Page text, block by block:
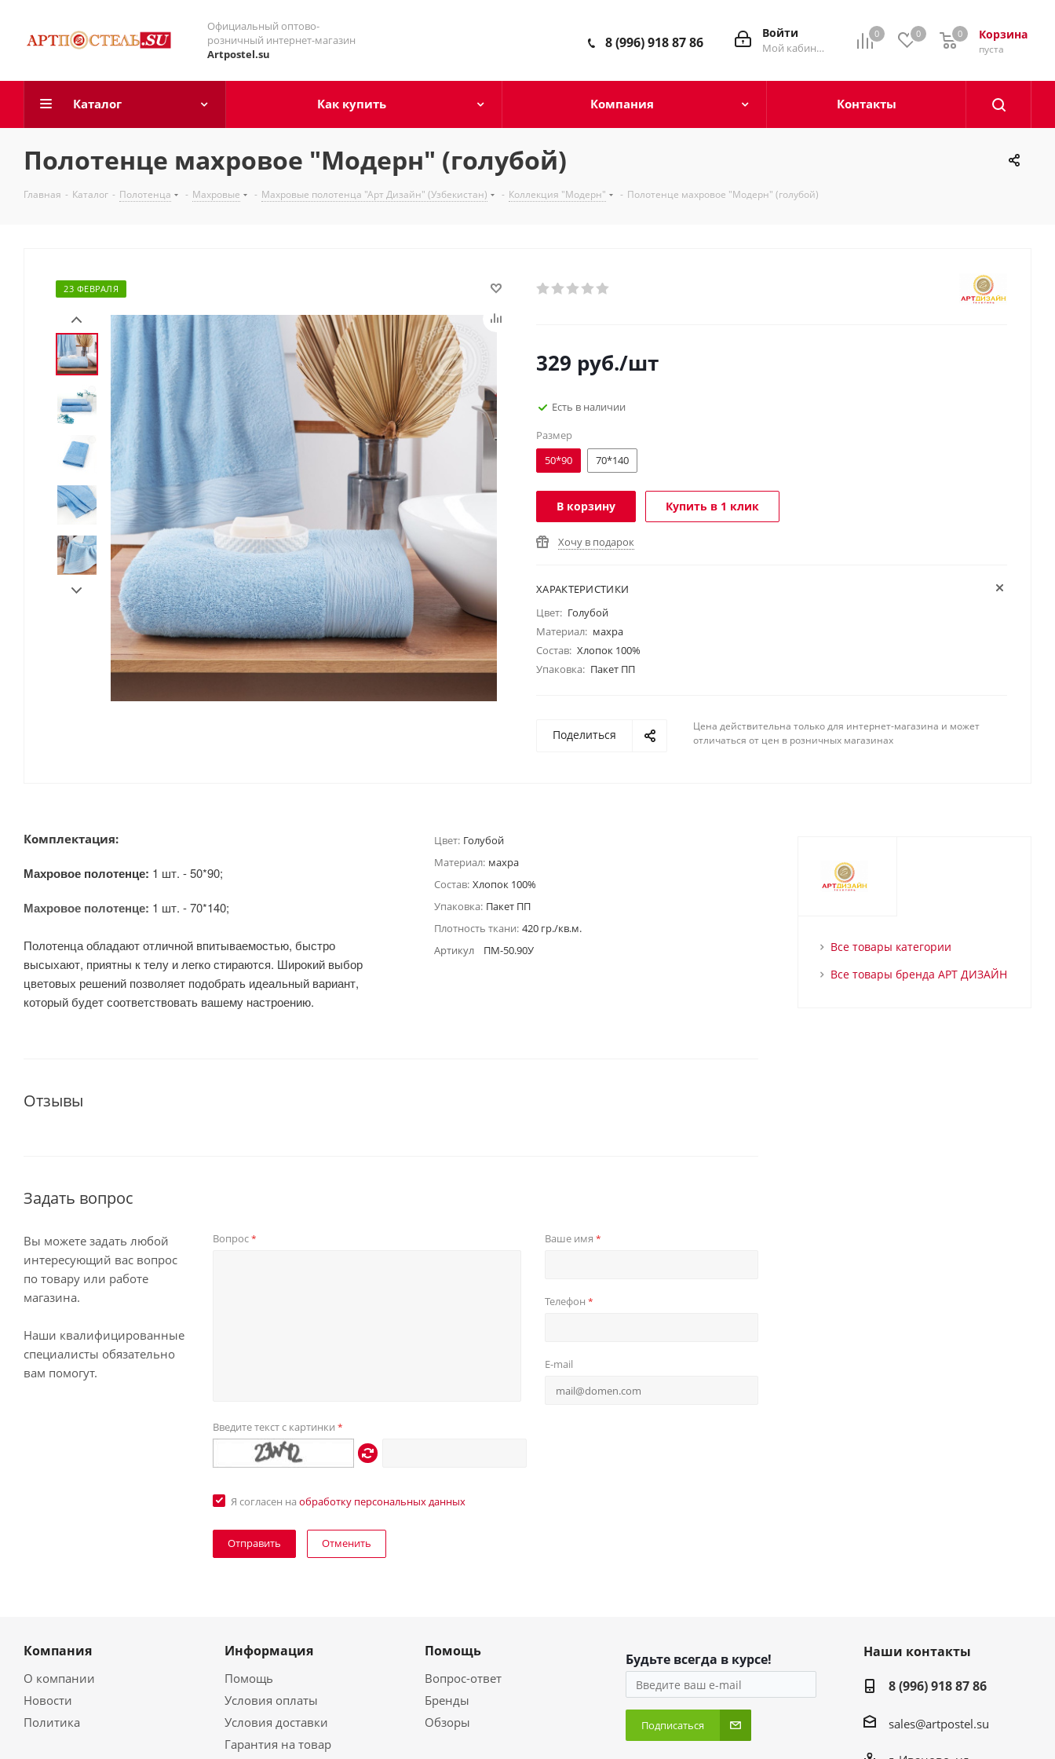
Официальный оптово-
розничный интернет-магазин
Artpostel.su
0 0 Корзина
0
пуста
0
Войти
Мой кабинет
8 (996) 918 87 86
Каталог Как купить Компания Контакты
Полотенце махровое "Модерн" (голубой)
Главная - Каталог - Полотенца - Махровые - Махровые полотенца "Арт Дизайн" (Узбекистан) - Коллекция "Модерн" - Полотенце махровое "Модерн" (голубой)
23 ФЕВРАЛЯ
329 руб./шт
Есть в наличии
Размер
50*90
70*140
В корзину Купить в 1 клик
Хочу в подарок
ХАРАКТЕРИСТИКИ
Цвет: Голубой
Материал: махра
Состав: Хлопок 100%
Упаковка: Пакет ПП
Поделиться
Цена действительна только для интернет-магазина и может
отличаться от цен в розничных магазинах
Комплектация:
Махровое полотенце: 1 шт. - 50*90;
Махровое полотенце: 1 шт. - 70*140;
Полотенца обладают отличной впитываемостью, быстро
высыхают, приятны к телу и легко стираются. Широкий выбор
цветовых решений позволяет подобрать идеальный вариант,
который будет соответствовать вашему настроению.
Цвет: Голубой
Материал: махра
Состав: Хлопок 100%
Упаковка: Пакет ПП
Плотность ткани: 420 гр./кв.м.
Артикул
ПМ-50.90У
Отзывы
Задать вопрос
Вы можете задать любой
интересующий вас вопрос
по товару или работе
магазина.
Наши квалифицированные
специалисты обязательно
вам помогут.
Вопрос* Ваше имя *
Телефон *
E-mail
Введите текст с картинки*
Я согласен наобработку персональных данных
Отменить
Все товары категории
Все товары бренда АРТ ДИЗАЙН
Компания
О компании
Новости
Политика
Информация
Помощь
Условия оплаты
Условия доставки
Гарантия на товар
Помощь
Вопрос-ответ
Бренды
Обзоры
Будьте всегда в курсе!
Подписаться
Наши контакты
8 (996) 918 87 86
sales@artpostel.su